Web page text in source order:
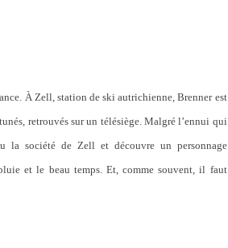
À Zell, station de ski autrichienne, Brenner est
retrouvés sur un télésiège. Malgré l’ennui qui
la société de Zell et découvre un personnage
et le beau temps. Et, comme souvent, il faut